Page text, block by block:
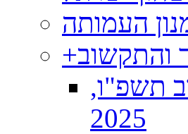
העמותה
+והתקשוב
תשפ"ו,
2025